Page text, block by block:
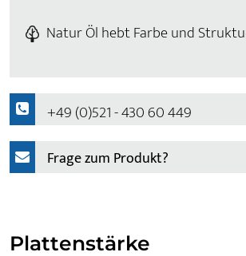
Natur Öl hebt Farbe und
+49 (0)521 - 430 60 449
Frage zum Produkt?
Plattenstärke